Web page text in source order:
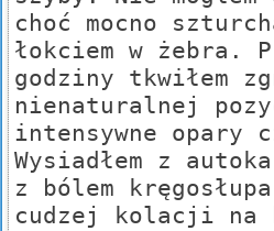
choć mocno
łokciem w żebra.
godziny tkwiłem
nienaturalnej
intensywne opary
Wysiadłem z
z bólem
cudzej kolacji na